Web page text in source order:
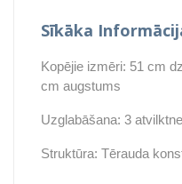
Sīkāka
Kopējie izmēri: 51 cm
cm augstums
Uzglabāšana: 3
Struktūra: Tērauda